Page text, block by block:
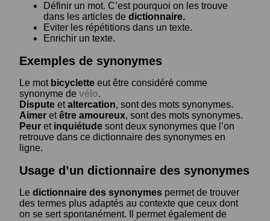
Définir un mot. C’est pourquoi on les trouve
dans les articles de dictionnaire.
Eviter les répétitions dans un texte.
Enrichir un texte.
Exemples de synonymes
Le mot bicyclette eut être considéré comme
synonyme de vélo.
Dispute etaltercation, sont des mots synonymes.
Aimer etêtre amoureux, sont des mots synonymes.
Peur et inquiétude sont deux synonymes que l’on
retrouve dans ce dictionnaire des synonymes en
ligne.
Usage d’un dictionnaire des synonymes
Le dictionnaire des synonymes permet de trouver
des termes plus adaptés au contexte que ceux dont
on se sert spontanément. Il permet également de